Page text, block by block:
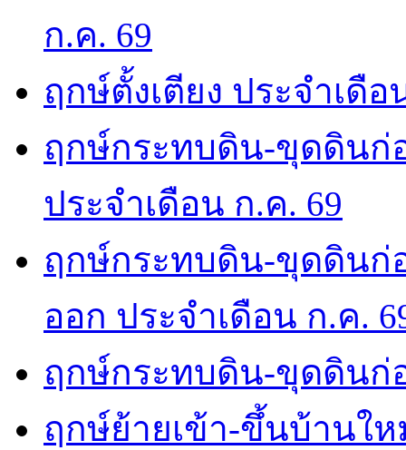
ก.ค. 69
ฤกษ์ตั้งเตียง ประจำเดือ
ฤกษ์กระทบดิน-ขุดดินก่
ประจำเดือน ก.ค. 69
ฤกษ์กระทบดิน-ขุดดินก่
ออก ประจำเดือน ก.ค.
ฤกษ์กระทบดิน-ขุดดินก่
ฤกษ์ย้ายเข้า-ขึ้นบ้านใ